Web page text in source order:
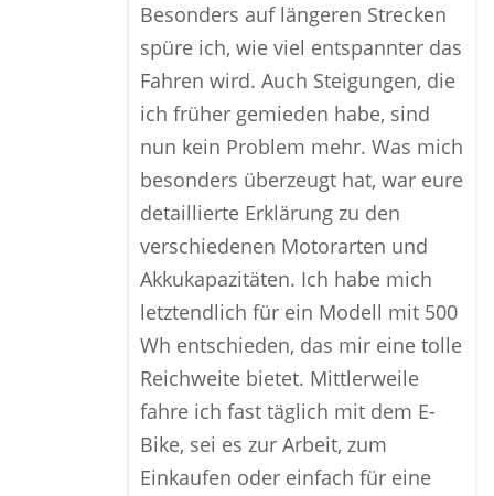
Besonders auf längeren Strecken
spüre ich, wie viel entspannter das
Fahren wird. Auch Steigungen, die
ich früher gemieden habe, sind
nun kein Problem mehr. Was mich
besonders überzeugt hat, war eure
detaillierte Erklärung zu den
verschiedenen Motorarten und
Akkukapazitäten. Ich habe mich
letztendlich für ein Modell mit 500
Wh entschieden, das mir eine tolle
Reichweite bietet. Mittlerweile
fahre ich fast täglich mit dem E-
Bike, sei es zur Arbeit, zum
Einkaufen oder einfach für eine